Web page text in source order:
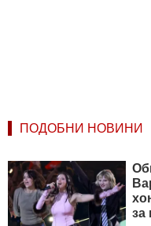
ПОДОБНИ НОВИНИ
за